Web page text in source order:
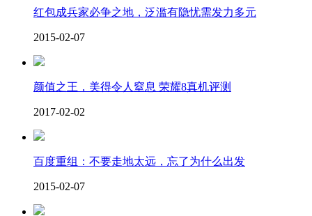
红包成兵家必争之地，泛滥有隐忧需发力多元
2015-02-07
颜值之王，美得令人窒息 荣耀8真机评测
2017-02-02
百度重组：不要走地太远，忘了为什么出发
2015-02-07